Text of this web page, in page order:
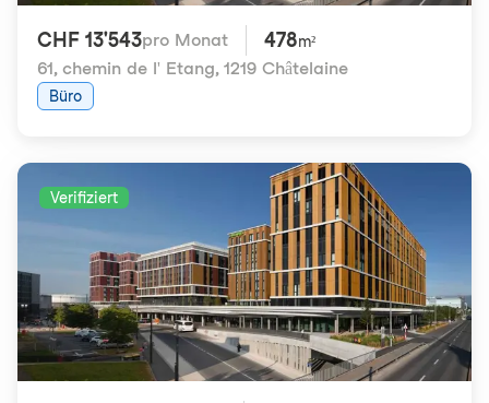
CHF 13'543pro Monat 478m²
61, chemin de l' Etang, 1219 Châtelaine
Büro
Verifiziert